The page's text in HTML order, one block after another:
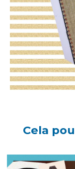
Cela